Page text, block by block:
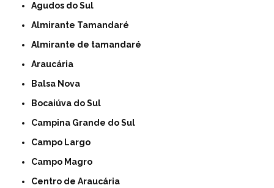
Agudos do Sul
Almirante Tamandaré
Almirante de tamandaré
Araucária
Balsa Nova
Bocaiúva do Sul
Campina Grande do Sul
Campo Largo
Campo Magro
Centro de Araucária